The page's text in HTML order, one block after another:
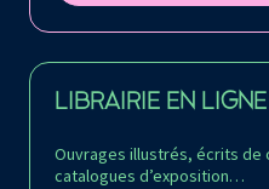
LIBRAIRIE EN LIGNE
Ouvrages illustrés, écrits
catalogues d’exposition…